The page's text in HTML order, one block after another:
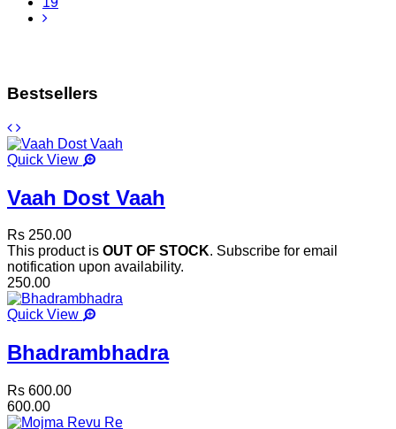
Bestsellers
Quick View
Vaah Dost Vaah
Rs 250.00
This product is OUT OF STOCK. Subscribe for email
notification upon availability.
250.00
Quick View
Bhadrambhadra
Rs 600.00
600.00